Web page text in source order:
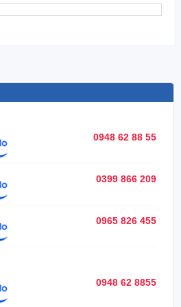
0948 62 88 55
0399 866 209
0965 826 455
0948 62 8855